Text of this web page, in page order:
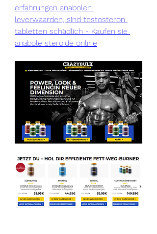
erfahrungen anabolen
leverwaarden, sind testosteron
tabletten schädlich - Kaufen sie
anabole steroide online